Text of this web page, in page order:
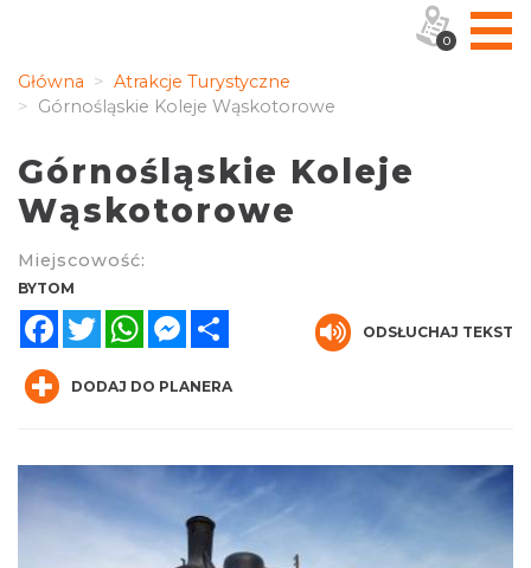
Główna
Atrakcje Turystyczne
Górnośląskie Koleje Wąskotorowe
Górnośląskie Koleje
Wąskotorowe
Miejscowość:
BYTOM
FacebookTwitterWhatsAppMessenger
ODSŁUCHAJ TEKST
DODAJ DO PLANERA
0